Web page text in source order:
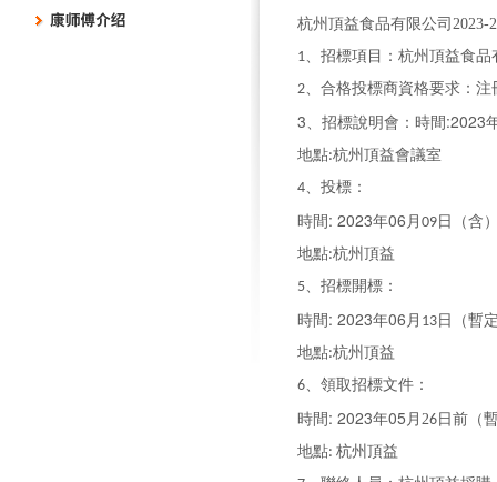
杭州頂益食品有限公司2023-
1、招標項目：杭州頂益食品
2、合格投標商資格要求：
3、招標說明會：時間 :2023
地點:杭州頂益會議室
4、投標：
時間 : 2023年06 月 09 日（含
地點:杭州頂益
5、招標開標：
時間 : 2023年06 月 13 日（暫
地點:杭州頂益
6、領取招標文件：
時間 : 2023年05 月26 日前（
地點: 杭州頂益